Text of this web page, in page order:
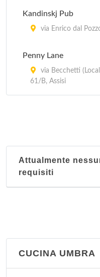
Etruschetto
Kandinskj Pub
via Enrico dal
Penny Lane
via Becchetti
61/B, Assisi
Attualmente
requisiti
CUCINA UMBRA